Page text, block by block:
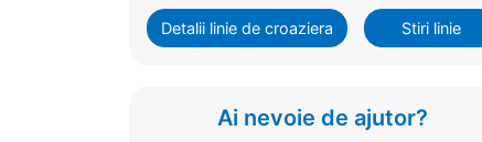
Detalii linie de croaziera Stiri linie
Ai nevoie de ajutor?